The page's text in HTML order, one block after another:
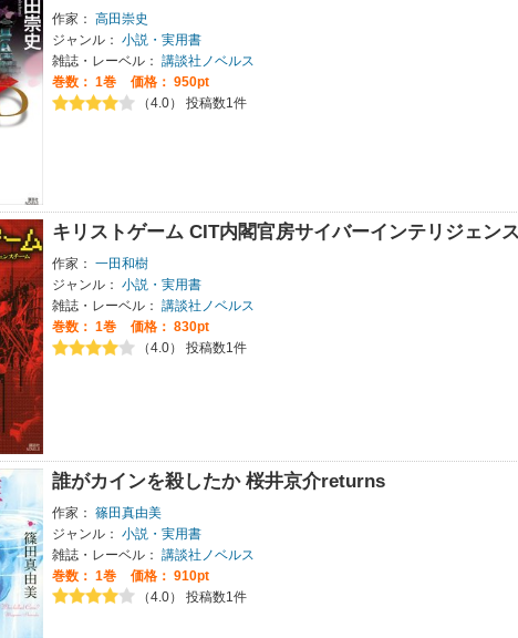
作家： 高田崇史
ジャンル： 小説・実用書
雑誌・レーベル： 講談社ノベルス
巻数： 1巻
価格： 950pt
（4.0） 投稿数1件
キリストゲーム CIT内閣官房サイバーインテリジェン
作家： 一田和樹
ジャンル： 小説・実用書
雑誌・レーベル： 講談社ノベルス
巻数： 1巻
価格： 830pt
（4.0） 投稿数1件
誰がカインを殺したか 桜井京介returns
作家： 篠田真由美
ジャンル： 小説・実用書
雑誌・レーベル： 講談社ノベルス
巻数： 1巻
価格： 910pt
（4.0） 投稿数1件